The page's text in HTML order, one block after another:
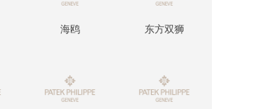
海鸥 东方双狮